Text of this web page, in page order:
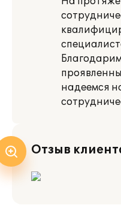
надеемся
Отзыв